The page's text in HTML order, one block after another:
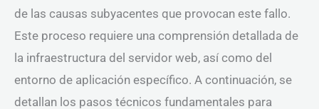
de las causas subyacentes que provocan este fallo.
Este proceso requiere una comprensión detallada de
la infraestructura del servidor web, así como del
entorno de aplicación específico. A continuación, se
detallan los pasos técnicos fundamentales para